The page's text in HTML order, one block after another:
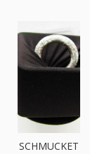
SCHMUCKET